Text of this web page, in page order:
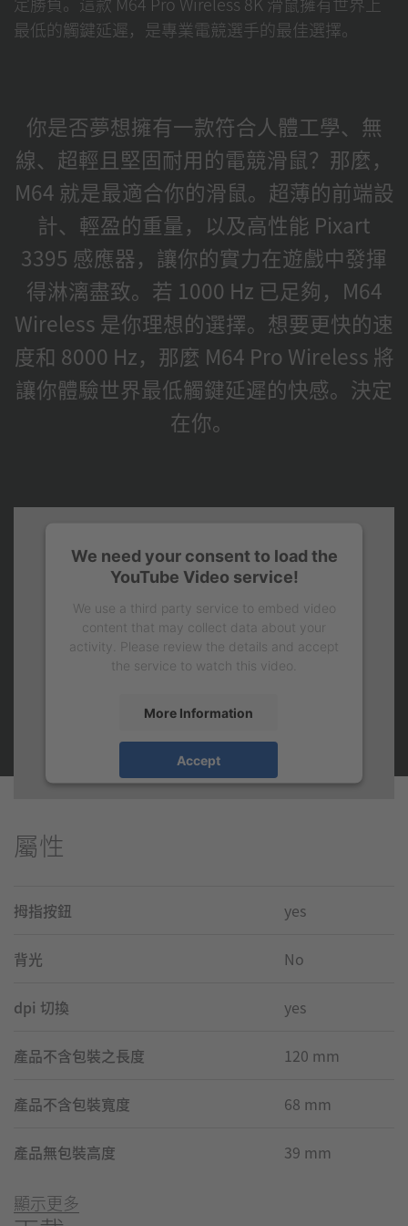
最低的觸鍵延遲，是專業電競選手的最佳選擇。
你是否夢想擁有一款符合人體工學、無
線、超輕且堅固耐用的電競滑鼠？那麼，
M64 就是最適合你的滑鼠。超薄的前端設
計、輕盈的重量，以及高性能 Pixart
3395 感應器，讓你的實力在遊戲中發揮
得淋漓盡致。若 1000 Hz 已足夠，M64
Wireless 是你理想的選擇。想要更快的速
度和 8000 Hz，那麼 M64 Pro Wireless 將
讓你體驗世界最低觸鍵延遲的快感。決定
在你。
We need your consent to load the
YouTube Video service!
We use a third party service to embed video
content that may collect data about your
activity. Please review the details and accept
the service to watch this video.
More Information
Accept
屬性
拇指按鈕 yes
背光 No
dpi 切換 yes
產品不含包裝之長度 120 mm
產品不含包裝寬度 68 mm
產品無包裝高度 39 mm
顯示更多